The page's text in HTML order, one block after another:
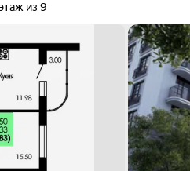
из 9